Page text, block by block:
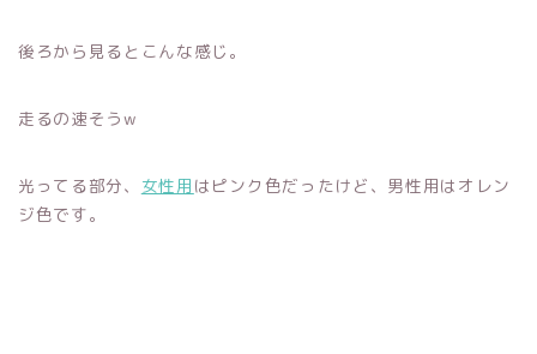
後ろから見るとこんな感じ。
走るの速そうw
光ってる部分、 女性用 はピンク色だったけど、男性用はオレン
ジ色です。